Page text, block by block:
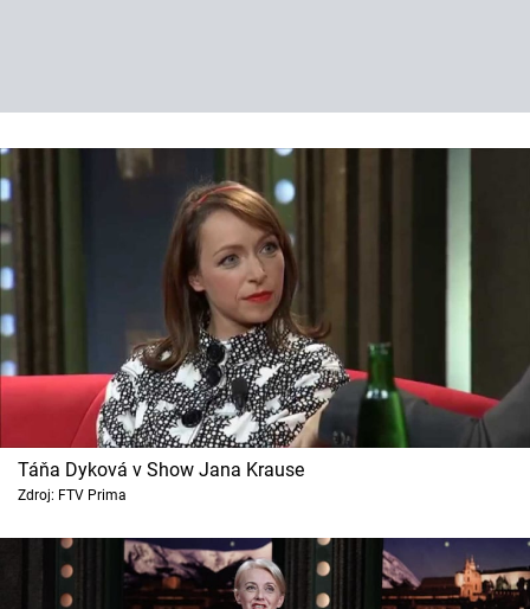
Táňa Dyková v Show Jana Krause
Zdroj: FTV Prima